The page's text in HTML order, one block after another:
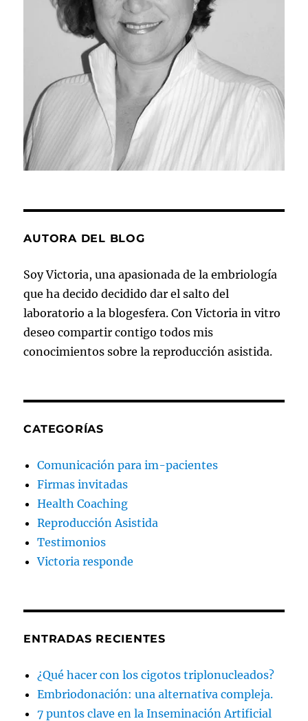
AUTORA DEL BLOG
Soy Victoria, una apasionada de la embriología
que ha decido decidido dar el salto del
laboratorio a la blogesfera. Con Victoria in vitro
deseo compartir contigo todos mis
conocimientos sobre la reproducción asistida.
CATEGORÍAS
Comunicación para im-pacientes
Firmas invitadas
Health Coaching
Reproducción Asistida
Testimonios
Victoria responde
ENTRADAS RECIENTES
¿Qué hacer con los cigotos triplonucleados?
Embriodonación: una alternativa compleja.
7 puntos clave en la Inseminación Artificial